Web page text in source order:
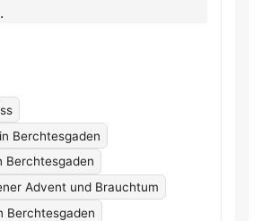
Berchtesgaden
Berchtesgaden
Advent und Brauchtum
Berchtesgaden